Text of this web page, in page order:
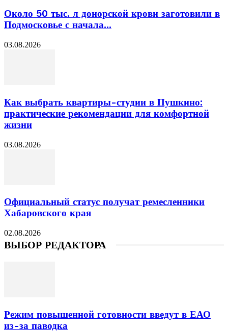
Около 50 тыс. л донорской крови заготовили в
Подмосковье с начала...
03.08.2026
Как выбрать квартиры-студии в Пушкино:
практические рекомендации для комфортной
жизни
03.08.2026
Официальный статус получат ремесленники
Хабаровского края
02.08.2026
ВЫБОР РЕДАКТОРА
Режим повышенной готовности введут в ЕАО
из-за паводка